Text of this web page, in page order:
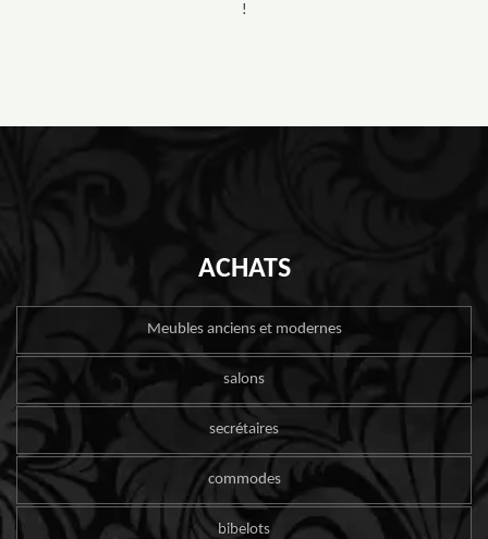
!
ACHATS
Meubles anciens et modernes
salons
secrétaires
commodes
bibelots